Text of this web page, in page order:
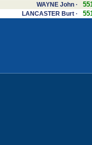
WAYNE John ·
LANCASTER Burt ·